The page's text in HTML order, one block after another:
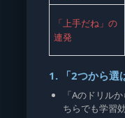
「上手だね」の
連発
1. 「2つから選
「Aのドリル
ちらでも学習